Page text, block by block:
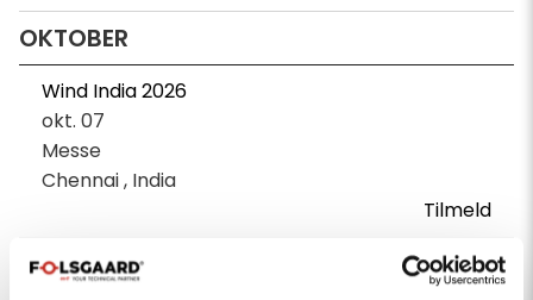
OKTOBER
Wind India 2026
okt. 07
Messe
Chennai , India
Tilmeld
OTD Energy 2026 – Bergen